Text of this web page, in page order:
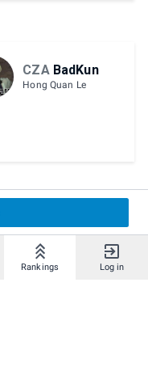
Rankings Log in
CZA BadKun
Hong Quan Le